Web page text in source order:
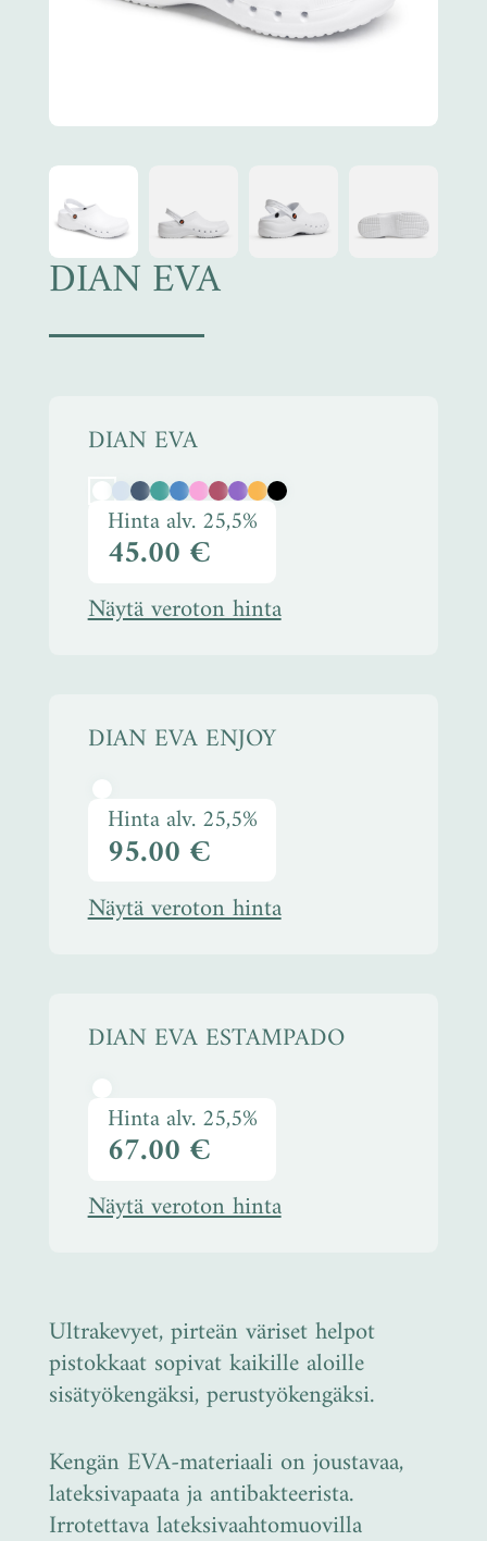
DIAN EVA
DIAN EVA
Hinta alv. 25,5%
45.00 €
Näytä veroton hinta
DIAN EVA ENJOY
Hinta alv. 25,5%
95.00 €
Näytä veroton hinta
DIAN EVA ESTAMPADO
Hinta alv. 25,5%
67.00 €
Näytä veroton hinta
Ultrakevyet, pirteän väriset helpot
pistokkaat sopivat kaikille aloille
sisätyökengäksi, perustyökengäksi.
Kengän EVA-materiaali on joustavaa,
lateksivapaata ja antibakteerista.
Irrotettava lateksivaahtomuovilla